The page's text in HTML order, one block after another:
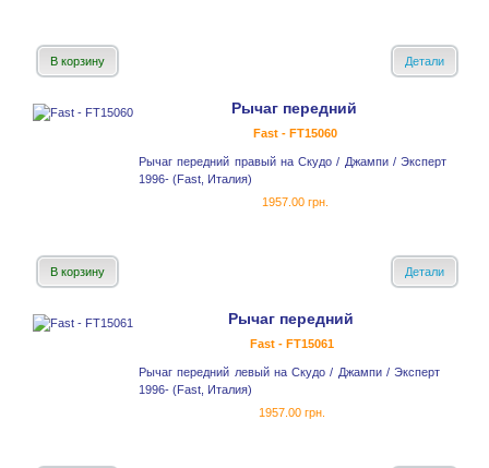
В корзину Детали
Рычаг передний
Fast - FT15060
Рычаг передний правый на Скудо / Джампи / Эксперт
1996- (Fast, Италия)
1957.00 грн.
В корзину Детали
Рычаг передний
Fast - FT15061
Рычаг передний левый на Скудо / Джампи / Эксперт
1996- (Fast, Италия)
1957.00 грн.